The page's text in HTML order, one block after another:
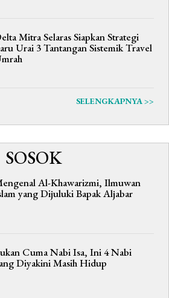
Mitra Selaras Siapkan Strategi
Urai 3 Tantangan Sistemik Travel
SELENGKAPNYA >>
SOSOK
Al-Khawarizmi, Ilmuwan
yang Dijuluki Bapak Aljabar
Cuma Nabi Isa, Ini 4 Nabi
Diyakini Masih Hidup